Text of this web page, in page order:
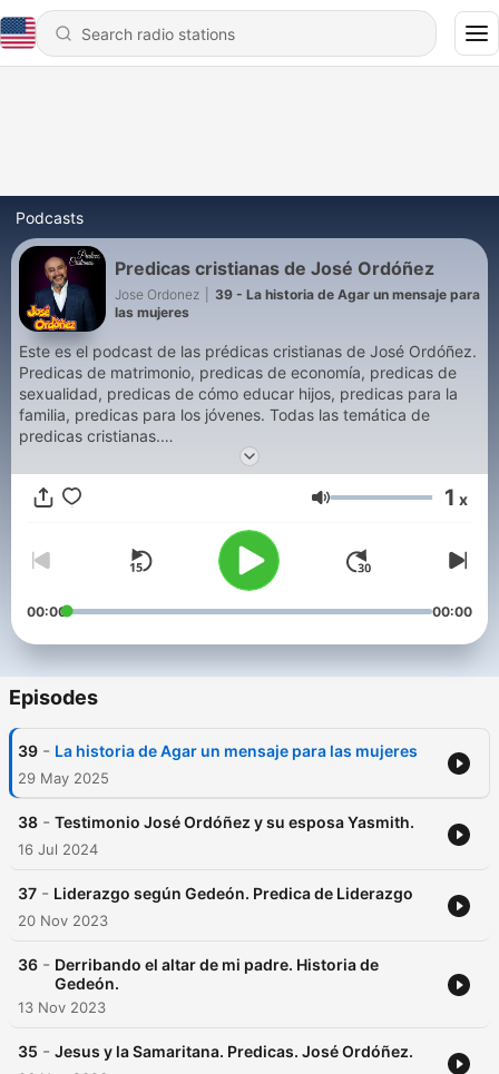
Podcasts
Predicas cristianas de José Ordóñez
Jose Ordonez
39 - La historia de Agar un mensaje para
las mujeres
Este es el podcast de las prédicas cristianas de José Ordóñez.
Predicas de matrimonio, predicas de economía, predicas de
sexualidad, predicas de cómo educar hijos, predicas para la
familia, predicas para los jóvenes. Todas las temática de
predicas cristianas.
Conviértete en un supporter de este podcast:
https://www.spreaker.com/podcast/predicas-cristianas-de-
Volume 1 x
00:00 00:00
Episodes
39 - La historia de Agar un mensaje para las mujeres
29 May 2025
38 - Testimonio José Ordóñez y su esposa Yasmith.
16 Jul 2024
37 - Liderazgo según Gedeón. Predica de Liderazgo
20 Nov 2023
36 - Derribando el altar de mi padre. Historia de
Gedeón.
13 Nov 2023
35 - Jesus y la Samaritana. Predicas. José Ordóñez.